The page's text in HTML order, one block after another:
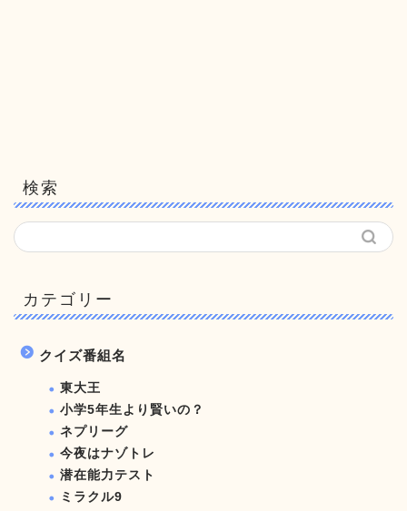
検索
カテゴリー
クイズ番組名
東大王
小学5年生より賢いの？
ネプリーグ
今夜はナゾトレ
潜在能力テスト
ミラクル9